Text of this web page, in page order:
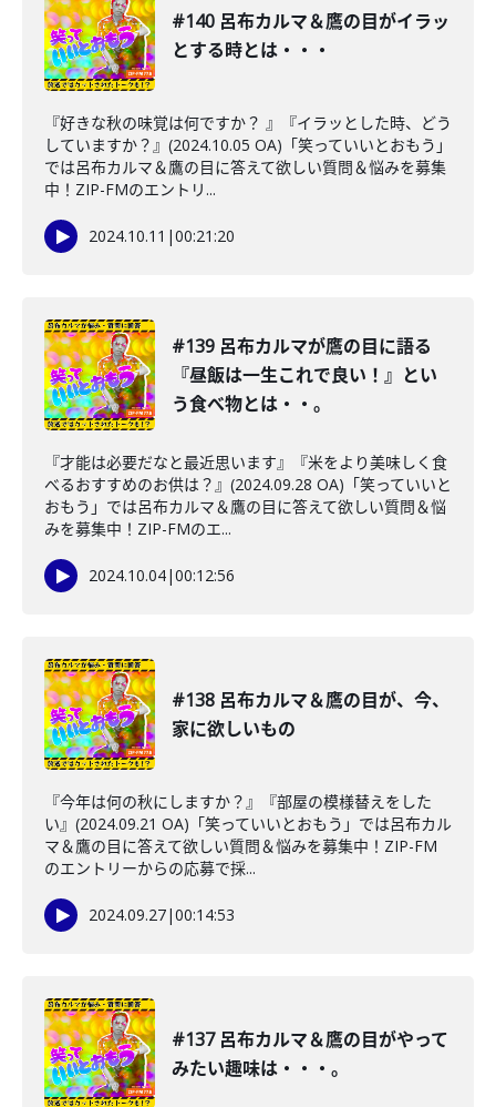
#140 呂布カルマ＆鷹の目がイラッ
とする時とは・・・
『好きな秋の味覚は何ですか？ 』『イラッとした時、どう
していますか？』(2024.10.05 OA)「笑っていいとおもう」
では呂布カルマ＆鷹の目に答えて欲しい質問＆悩みを募集
中！ZIP-FMのエントリ...
2024.10.11 |00:21:20
#139 呂布カルマが鷹の目に語る
『昼飯は一生これで良い！』とい
う食べ物とは・・。
『才能は必要だなと最近思います』『米をより美味しく食
べるおすすめのお供は？』(2024.09.28 OA)「笑っていいと
おもう」では呂布カルマ＆鷹の目に答えて欲しい質問＆悩
みを募集中！ZIP-FMのエ...
2024.10.04|00:12:56
#138 呂布カルマ＆鷹の目が、今、
家に欲しいもの
『今年は何の秋にしますか？』『部屋の模様替えをした
い』(2024.09.21 OA)「笑っていいとおもう」では呂布カル
マ＆鷹の目に答えて欲しい質問＆悩みを募集中！ZIP-FM
のエントリーからの応募で採...
2024.09.27|00:14:53
#137 呂布カルマ＆鷹の目がやって
みたい趣味は・・・。